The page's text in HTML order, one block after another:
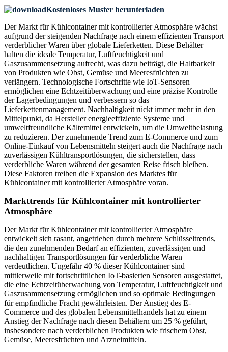
Kostenloses Muster herunterladen
Der Markt für Kühlcontainer mit kontrollierter Atmosphäre wächst
aufgrund der steigenden Nachfrage nach einem effizienten Transport
verderblicher Waren über globale Lieferketten. Diese Behälter
halten die ideale Temperatur, Luftfeuchtigkeit und
Gaszusammensetzung aufrecht, was dazu beiträgt, die Haltbarkeit
von Produkten wie Obst, Gemüse und Meeresfrüchten zu
verlängern. Technologische Fortschritte wie IoT-Sensoren
ermöglichen eine Echtzeitüberwachung und eine präzise Kontrolle
der Lagerbedingungen und verbessern so das
Lieferkettenmanagement. Nachhaltigkeit rückt immer mehr in den
Mittelpunkt, da Hersteller energieeffiziente Systeme und
umweltfreundliche Kältemittel entwickeln, um die Umweltbelastung
zu reduzieren. Der zunehmende Trend zum E-Commerce und zum
Online-Einkauf von Lebensmitteln steigert auch die Nachfrage nach
zuverlässigen Kühltransportlösungen, die sicherstellen, dass
verderbliche Waren während der gesamten Reise frisch bleiben.
Diese Faktoren treiben die Expansion des Marktes für
Kühlcontainer mit kontrollierter Atmosphäre voran.
Markttrends für Kühlcontainer mit kontrollierter
Atmosphäre
Der Markt für Kühlcontainer mit kontrollierter Atmosphäre
entwickelt sich rasant, angetrieben durch mehrere Schlüsseltrends,
die den zunehmenden Bedarf an effizienten, zuverlässigen und
nachhaltigen Transportlösungen für verderbliche Waren
verdeutlichen. Ungefähr 40 % dieser Kühlcontainer sind
mittlerweile mit fortschrittlichen IoT-basierten Sensoren ausgestattet,
die eine Echtzeitüberwachung von Temperatur, Luftfeuchtigkeit und
Gaszusammensetzung ermöglichen und so optimale Bedingungen
für empfindliche Fracht gewährleisten. Der Anstieg des E-
Commerce und des globalen Lebensmittelhandels hat zu einem
Anstieg der Nachfrage nach diesen Behältern um 25 % geführt,
insbesondere nach verderblichen Produkten wie frischem Obst,
Gemüse, Meeresfrüchten und Arzneimitteln.